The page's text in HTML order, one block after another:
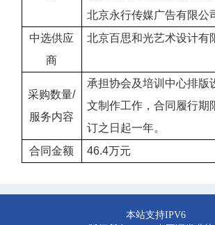
北京永行传媒广告有限公
中选供应
商
北京百思和光艺术设计有
采购数量/
服务内容
承担协会及培训中心排版
文制作工作，合同履行期
订之日起一年。
合同金额
46.4万元
本站支持IPV6